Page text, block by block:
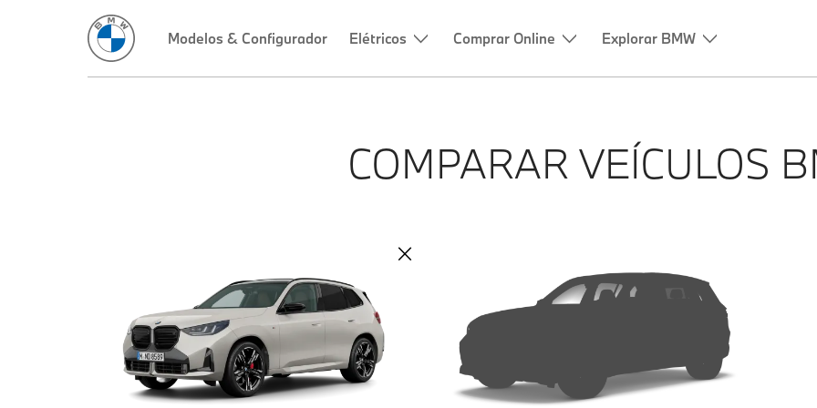
Modelos & Configurador Elétricos Comprar Online Explorar BMW
COMPARAR VEÍCULOS